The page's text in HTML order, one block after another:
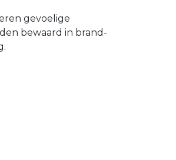
gevoelige
bewaard in brand-